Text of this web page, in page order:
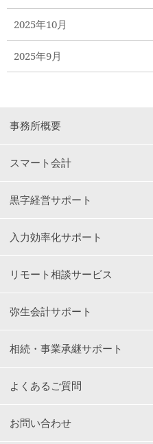
2025年10月
2025年9月
事務所概要
スマート会計
黒字経営サポート
入力効率化サポート
リモート相談サービス
弥生会計サポート
相続・事業承継サポート
よくあるご質問
お問い合わせ